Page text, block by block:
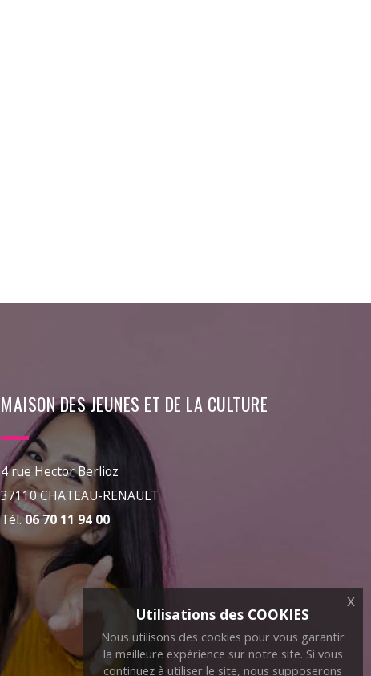
MAISON DES JEUNES ET DE LA CULTURE
4 rue Hector Berlioz
37110 CHATEAU-RENAULT
Tél.06 70 11 94 00
Utilisations des COOKIES
Nous utilisons des cookies pour vous garantir
la meilleure expérience sur notre site. Si vous
continuez à utiliser le site, nous supposerons
x